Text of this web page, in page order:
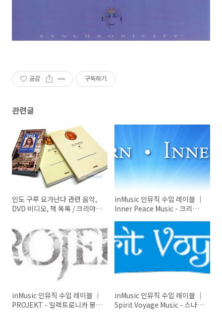
공감 구독하기
관련글
인도 구루 요가난다 관련 음악,
DVD 비디오, 책 목록 / 크리야
센터 아쉬람, 명상음악 ｜ by
inMusic 인뮤직
inMusic 인뮤직 수입 레이블 ｜
Inner Peace Music - 크리스탈
유 명상음악, 만다라 미술치료,
뉴에이지 음악
inMusic 인뮤직 수입 레이블 ｜
PROJEKT - 일렉트로니카 몽환
inMusic 인뮤직 수입 레이블 ｜
Spirit Voyage Music - 스나탐